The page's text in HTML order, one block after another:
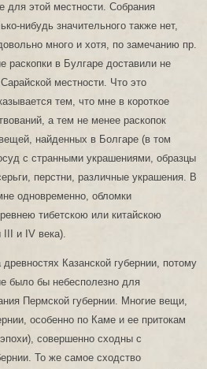
для этой местности. Собрания
нибудь значительного также нет,
много и хотя, по замечанию пр.
раскопки в Булгаре доставили не
местности. Что это
тем, что мне в короткое
а тем не менее раскопок
найденных в Болгаре (в том
с странными украшениями, образцы
перстни, различные украшения. В
одновременно, обломки
тибетскою или китайскою
и IV века).
Казанской губернии, потому
было бы небесполезно для
Пермской губернии. Многие вещи,
особенно по Каме и ее притокам
совершенно сходны с
То же самое сходство